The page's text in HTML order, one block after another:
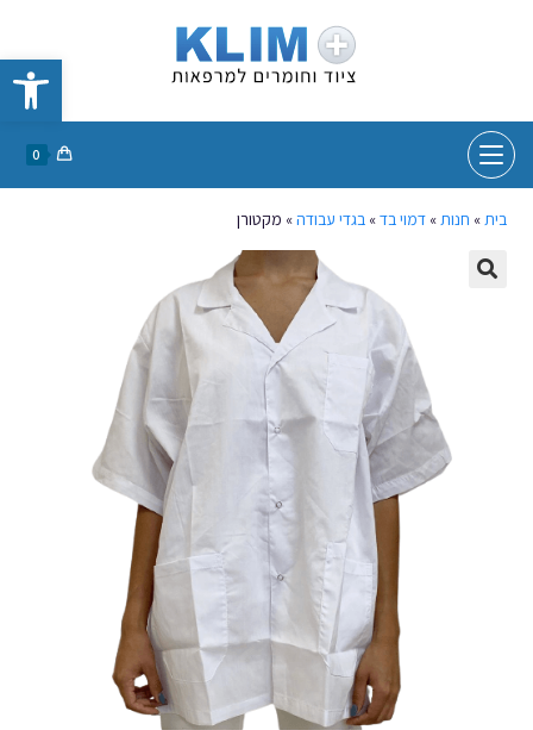
פתח סרגל נגישות
0
בית» חנות»דמוי בד»בגדי עבודה» מקטורן